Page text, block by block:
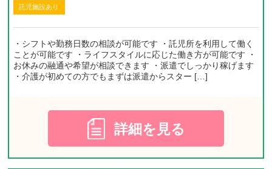
託児施設あり
・シフトや勤務日数の相談が可能です ・託児所を利用して働く
ことが可能です ・ライフスタイルに応じた働き方が可能です ・
お休みの融通や希望が相談できます ・派遣でしっかり稼げます
・介護が初めての方でもまずは派遣からスター […]
詳細を見る